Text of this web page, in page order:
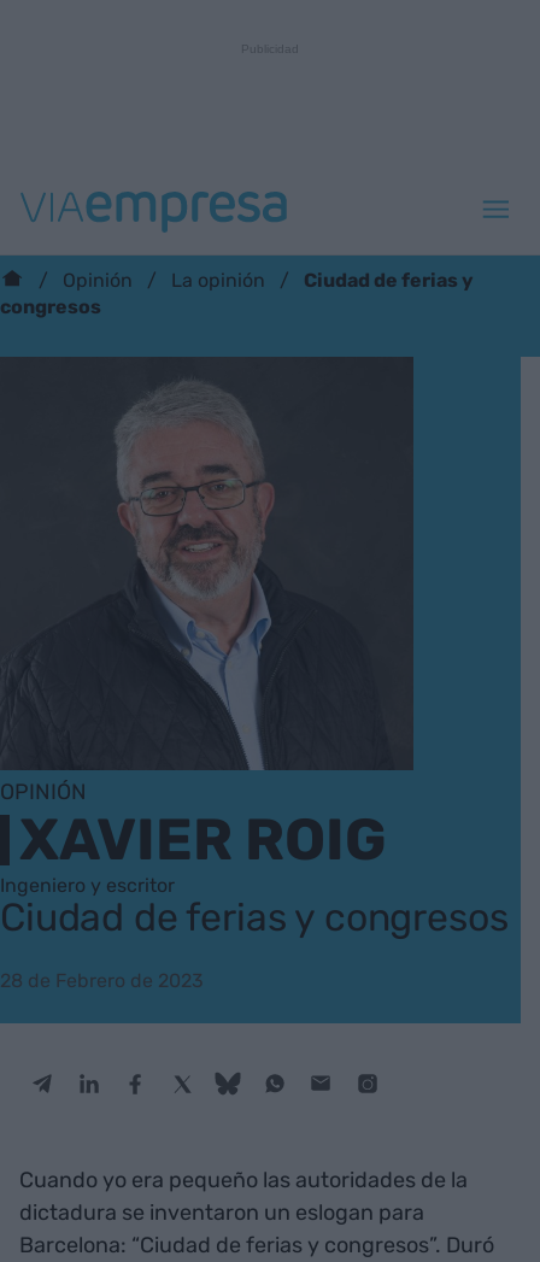
Opinión La opinión
Ciudad de ferias y
congresos
OPINIÓN
XAVIER ROIG
Ingeniero y escritor
Ciudad de ferias y congresos
28 de Febrero de 2023
Cuando yo era pequeño las autoridades de la
dictadura se inventaron un eslogan para
Barcelona: “Ciudad de ferias y congresos”. Duró